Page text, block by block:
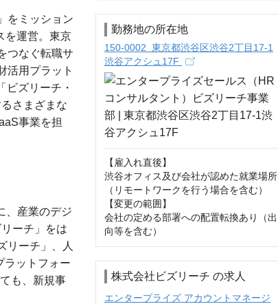
をミッション
を運営。東京
つなぐ転職サ
活用プラット
ビズリーチ・
さまざまな
事業を担
、産業のデジ
ーチ」をは
リーチ」、人
ラットフォー
も、新規事
勤務地の所在地
150-0002 東京都渋谷区渋谷2丁目17-1
渋谷アクシュ17F
【雇入れ直後】
渋谷オフィス及び会社が認めた就業場所
（リモートワークを行う場合を含む）
【変更の範囲】
会社の定める部署への配置転換あり（出
向等を含む）
株式会社ビズリーチ の求人
エンタープライズ アカウントマネージ